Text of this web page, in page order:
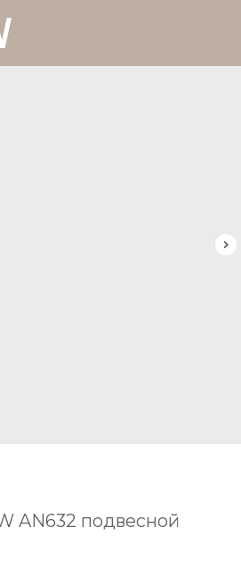
AN632 подвесной